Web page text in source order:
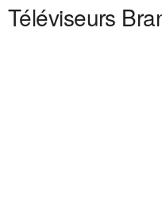
Téléviseurs